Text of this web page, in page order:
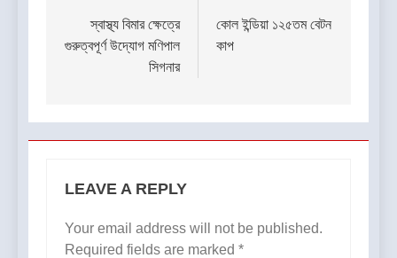
navigation
স্বাস্থ্য বিমার ক্ষেত্রে
গুরুত্বপূর্ণ উদ্যোগ মণিপাল
সিগনার
কোল ইন্ডিয়া ১২৫তম বেটন
কাপ
LEAVE A REPLY
Your email address will not be published.
Required fields are marked *